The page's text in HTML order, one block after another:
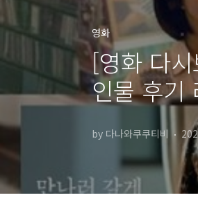
영화
[영화 다
인물 후기
by 다나와쿠쿠티비